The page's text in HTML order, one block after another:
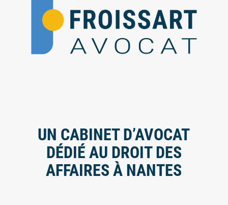
UN CABINET D’AVOCAT
DÉDIÉ AU DROIT DES
AFFAIRES À NANTES